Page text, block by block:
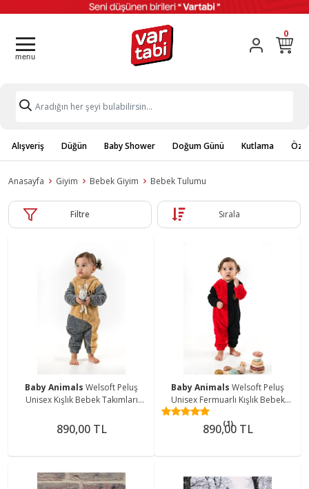
0
Alışveriş Düğün Baby Shower Doğum Günü Kutlama
Anasayfa Giyim Bebek Giyim Bebek Tulumu
Filtre Sırala
Baby Animals Welsoft Peluş
Unisex Kışlık Bebek Takımları
Kıyafeti Çocuk Kostümü welsoft
takım
890,00 TL
Baby Animals Welsoft Peluş
Unisex Fermuarlı Kışlık Bebek
Uyku Tulumu Bebek Tulumu
Çocuk Tulumu Çocuk Kostümü
(1)
890,00 TL